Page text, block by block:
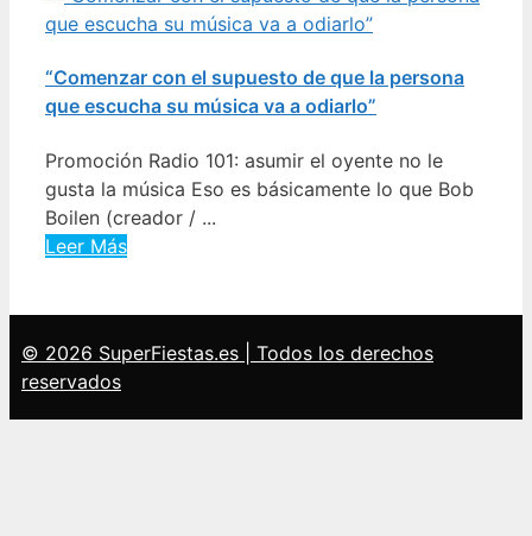
“Comenzar con el supuesto de que la persona
que escucha su música va a odiarlo”
Promoción Radio 101: asumir el oyente no le
gusta la música Eso es básicamente lo que Bob
Boilen (creador / ...
Leer Más
© 2026 SuperFiestas.es | Todos los derechos
reservados